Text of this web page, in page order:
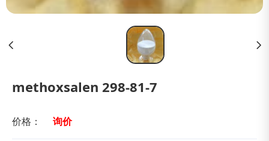
methoxsalen 298-81-7
价格： 询价